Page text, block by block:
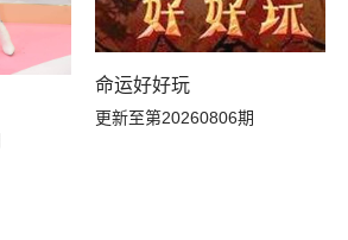
命运好好玩
更新至第20260806期